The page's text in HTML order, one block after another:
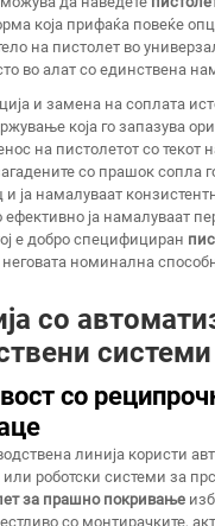
која прифаќа повеќе
на пистолет во
во алат со единствена
и замена на соплата
која го запазува
на пистолетот со текот
со прашок сопла
ја намалуваат
ја намалуваат
е добро специфициран
номинална
со
системи
со
линија користи
роботски системи за
за прашно покривање
со монтирачките,